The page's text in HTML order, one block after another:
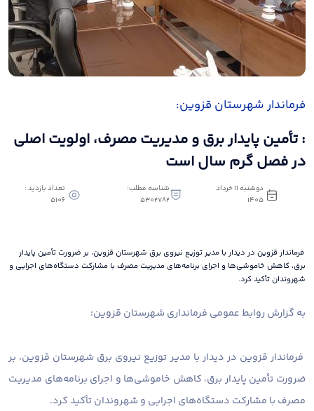
فرماندار شهرستان قزوین:
: تأمین پایدار برق و مدیریت مصرف، اولویت اصلی
در فصل گرم سال است
دوشنبه 11 خرداد
1405
شناسه مطلب:
5302782
تعداد بازدید :
5106
فرماندار قزوین در دیدار با مدیر توزیع نیروی برق شهرستان قزوین، بر ضرورت تأمین پایدار
برق، کاهش خاموشی‌ها و اجرای برنامه‌های مدیریت مصرف با مشارکت دستگاه‌های اجرایی و
شهروندان تأکید کرد.
به گزارش روابط عمومی فرمانداری شهرستان قزوین:
فرماندار قزوین در دیدار با مدیر توزیع نیروی برق شهرستان قزوین، بر
ضرورت تأمین پایدار برق، کاهش خاموشی‌ها و اجرای برنامه‌های مدیریت
مصرف با مشارکت دستگاه‌های اجرایی و شهروندان تأکید کرد.